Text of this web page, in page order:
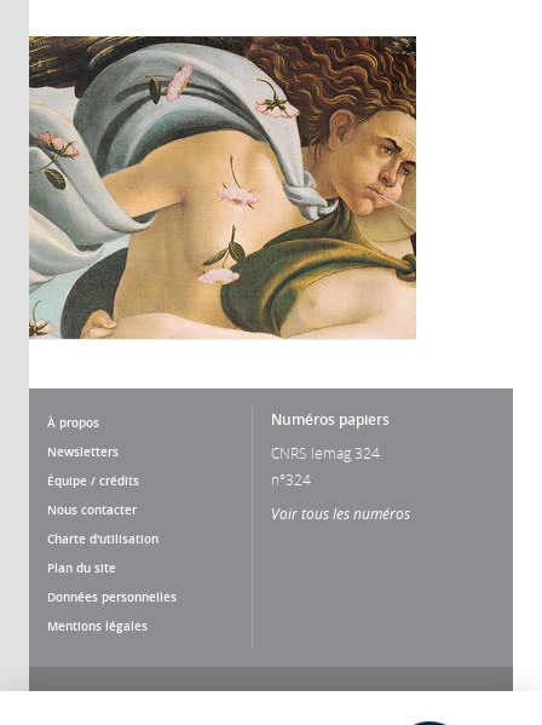
À propos
Newsletters
Équipe / crédits
Nous contacter
Charte d'utilisation
Plan du site
Données personnelles
Mentions légales
Numéros papiers
CNRS lemag 324
n°324
Voir tous les numéros